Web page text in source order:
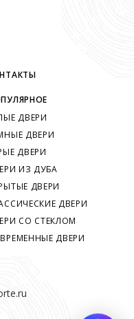
ДВЕРИ
ДВЕРИ
ДВЕРИ
ИЗ ДУБА
ДВЕРИ
ДВЕРИ
СО СТЕКЛОМ
ДВЕРИ